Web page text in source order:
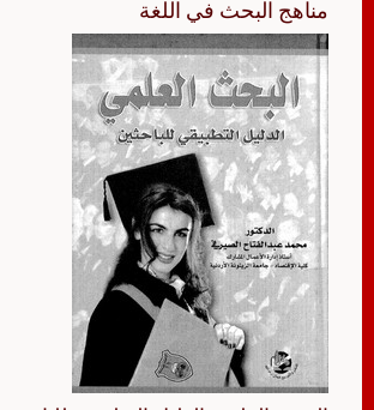
مناهج البحث في اللغة